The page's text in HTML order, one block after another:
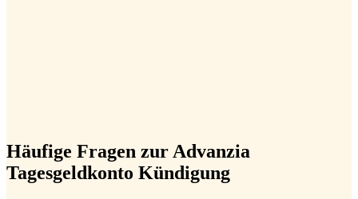
Häufige Fragen zur Advanzia
Tagesgeldkonto Kündigung